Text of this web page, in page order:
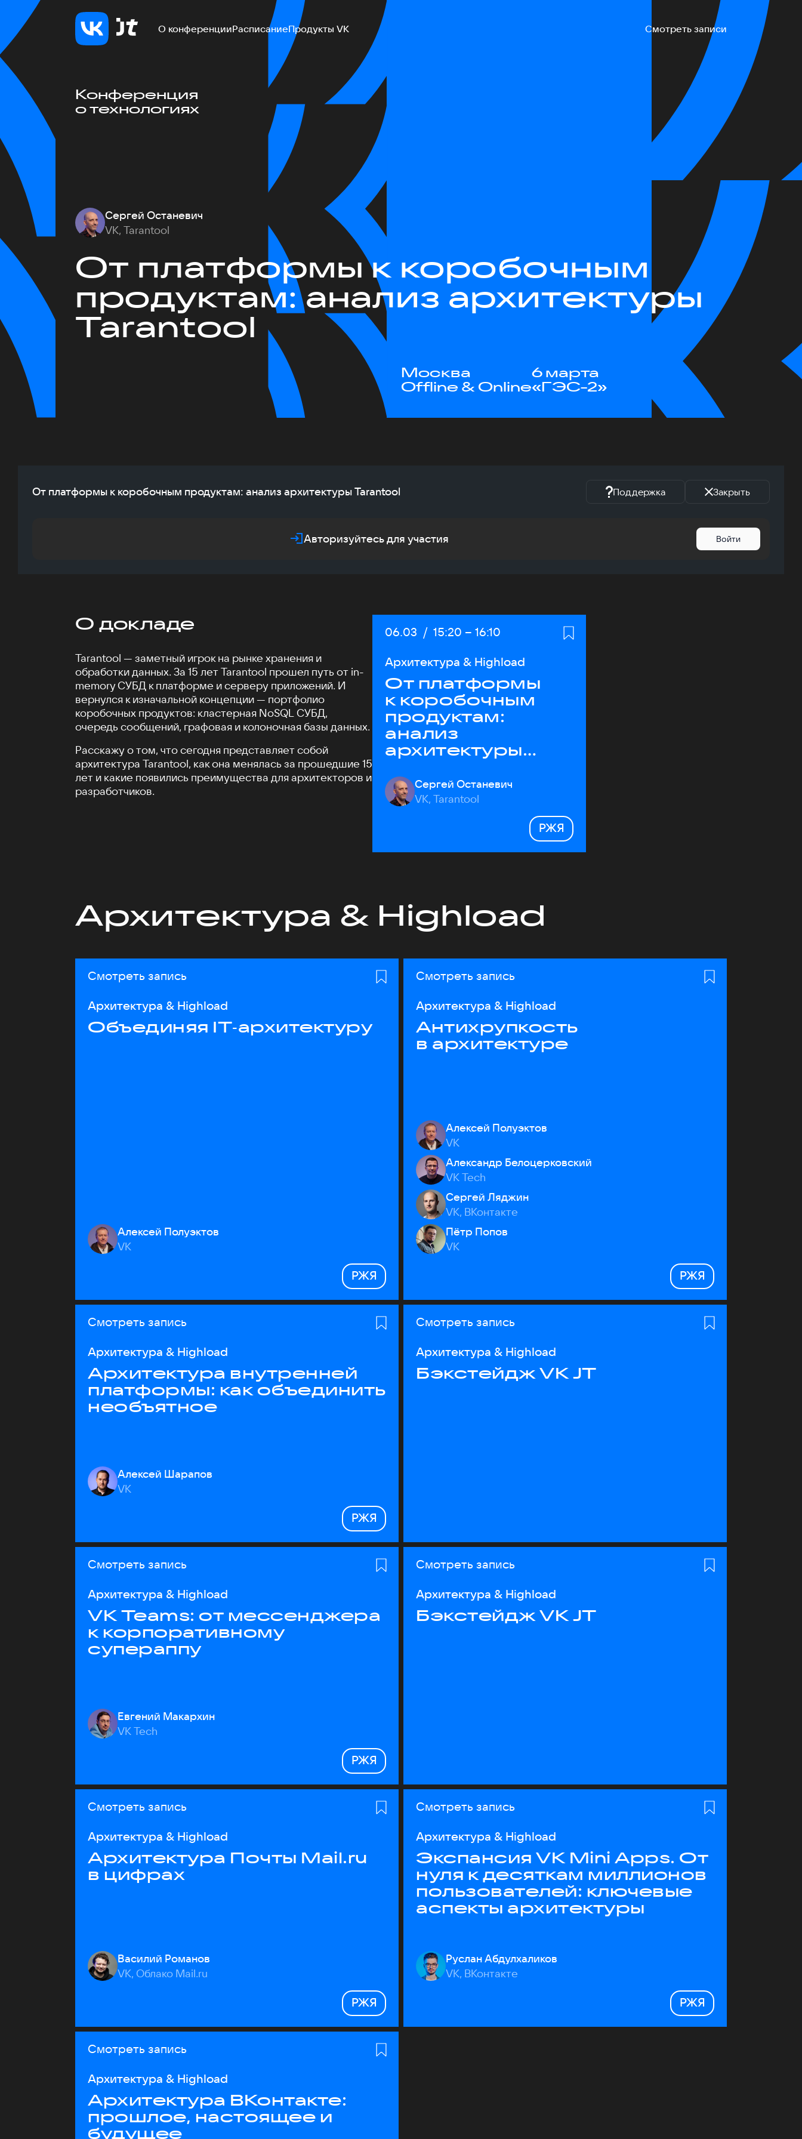
О конференцииРасписаниеПродукты VK Смотреть записи
Конференция
о технологиях
Сергей Останевич
VK, Tarantool
От платформы к коробочным
продуктам: анализ архитектуры
Tarantool
Москва
Offline & Online
6 марта
«ГЭС-2»
От платформы к коробочным продуктам: анализ архитектуры Tarantool Поддержка Закрыть
Авторизуйтесь для участия Войти
О докладе
Tarantool — заметный игрок на рынке хранения и
обработки данных. За 15 лет Tarantool прошел путь от in-
memory СУБД к платформе и серверу приложений. И
вернулся к изначальной концепции — портфолио
коробочных продуктов: кластерная NoSQL СУБД,
очередь сообщений, графовая и колоночная базы данных.
Расскажу о том, что сегодня представляет собой
архитектура Tarantool, как она менялась за прошедшие 15
лет и какие появились преимущества для архитекторов и
разработчиков.
Дата:
06.03 / Начало:
15:20 – Конец:
16:10
Архитектура & Highload
От платформы
к коробочным
продуктам:
анализ
архитектуры
Сергей Останевич
VK, Tarantool
РЖЯ
Архитектура & Highload
Смотреть запись
Архитектура & Highload
Объединяя IT‑архитектуру
Алексей Полуэктов
VK
РЖЯ
Смотреть запись
Архитектура & Highload
Антихрупкость
в архитектуре
Алексей Полуэктов
VK
Александр Белоцерковский
VK Tech
Сергей Ляджин
VK, ВКонтакте
Пётр Попов
VK
РЖЯ
Смотреть запись
Архитектура & Highload
Архитектура внутренней
платформы: как объединить
необъятное
Алексей Шарапов
VK
РЖЯ
Смотреть запись
Архитектура & Highload
Бэкстейдж VK JT
Смотреть запись
Архитектура & Highload
VK Teams: от мессенджера
к корпоративному
супераппу
Евгений Макархин
VK Tech
РЖЯ
Смотреть запись
Архитектура & Highload
Бэкстейдж VK JT
Смотреть запись
Архитектура & Highload
Архитектура Почты Mail.ru
в цифрах
Василий Романов
VK, Облако Mail.ru
РЖЯ
Смотреть запись
Архитектура & Highload
Экспансия VK Mini Apps. От
нуля к десяткам миллионов
пользователей: ключевые
аспекты архитектуры
Руслан Абдулхаликов
VK, ВКонтакте
РЖЯ
Смотреть запись
Архитектура & Highload
Архитектура ВКонтакте:
прошлое, настоящее и
будущее